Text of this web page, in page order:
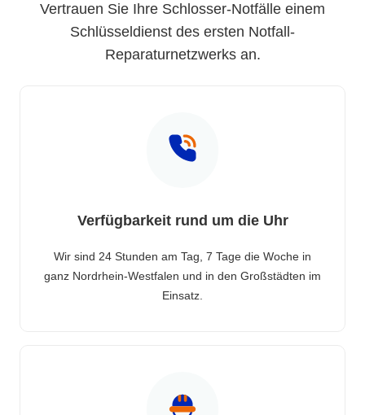
Vertrauen Sie Ihre Schlosser-Notfälle einem
Schlüsseldienst des ersten Notfall-
Reparaturnetzwerks an.
Verfügbarkeit rund um die Uhr
Wir sind 24 Stunden am Tag, 7 Tage die Woche in
ganz Nordrhein-Westfalen und in den Großstädten im
Einsatz.